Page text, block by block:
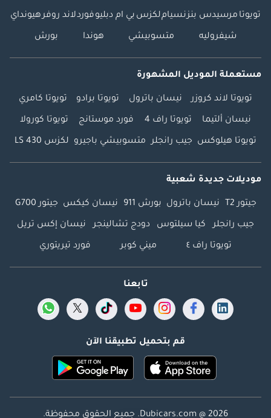
تويوتا مرسيدس بنزنسياملكزس بي ام دبليوفوردلاند روفرهيونداي
شيفروليه متسوبيشي هوندا بورش
مستعملة الموديل المشهورة
تويوتا لاند كروزر نيسان باترول تويوتا برادو تويوتا كامري
نيسان ألتيما تويوتا راف 4 فورد موستانج تويوتا كورولا
تويوتا هيلوكس جيب رانجلر متسوبيشي باجيرو لكزس LS 430
موديلات جديدة شعبية
جيتور T2 نيسان باترول بورش 911 نيسان كيكس جيتور G700
جيب رانجلر كيا سيلتوس دودج تشالينجر نيسان إكس تريل
تويوتا راف ٤ ميني كوبر فورد تيريتوري
تابعنا
قم بتحميل تطبيقنا الآن
Dubicars.com @ 2026. جميع الحقوق محفوظة.